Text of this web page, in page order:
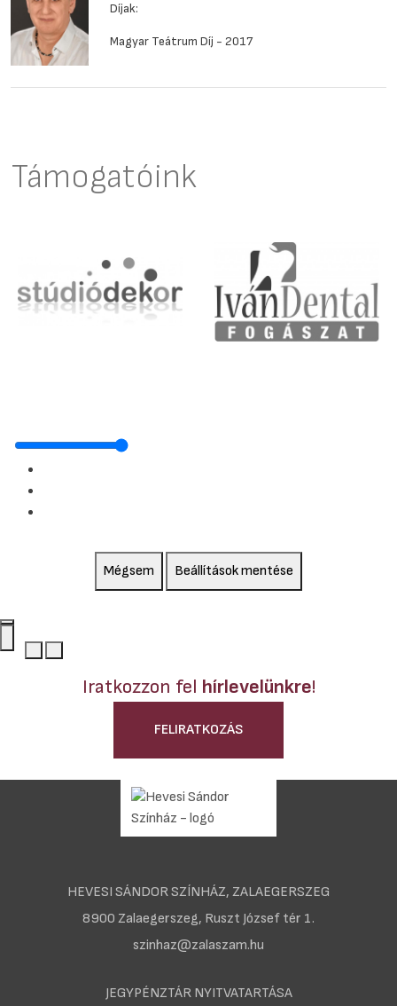
Díjak:
Magyar Teátrum Díj - 2017
Támogatóink
Mégsem Beállítások mentése
Iratkozzon fel hírlevelünkre!
FELIRATKOZÁS
JEGYPÉNZTÁR NYITVATARTÁSA
HEVESI SÁNDOR SZÍNHÁZ, ZALAEGERSZEG
8900 Zalaegerszeg, Ruszt József tér 1.
szinhaz@zalaszam.hu